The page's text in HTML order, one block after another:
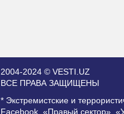
2004-2024 © VESTI.UZ
ВСЕ ПРАВА ЗАЩИЩЕНЫ
* Экстремистские и
Facebook, «Правый сектор»,